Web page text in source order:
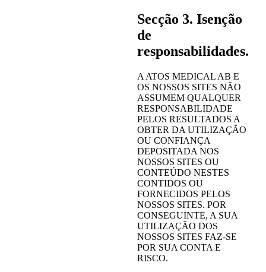
Secção 3. Isenção
de
responsabilidades.
A ATOS MEDICAL AB E
OS NOSSOS SITES NÃO
ASSUMEM QUALQUER
RESPONSABILIDADE
PELOS RESULTADOS A
OBTER DA UTILIZAÇÃO
OU CONFIANÇA
DEPOSITADA NOS
NOSSOS SITES OU
CONTEÚDO NESTES
CONTIDOS OU
FORNECIDOS PELOS
NOSSOS SITES. POR
CONSEGUINTE, A SUA
UTILIZAÇÃO DOS
NOSSOS SITES FAZ-SE
POR SUA CONTA E
RISCO.